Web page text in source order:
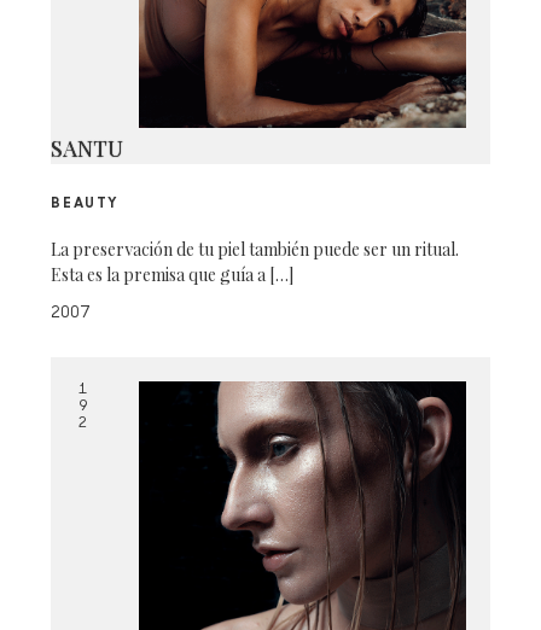
SANTU
BEAUTY
La preservación de tu piel también puede ser un ritual.
Esta es la premisa que guía a […]
2007
1
9
2